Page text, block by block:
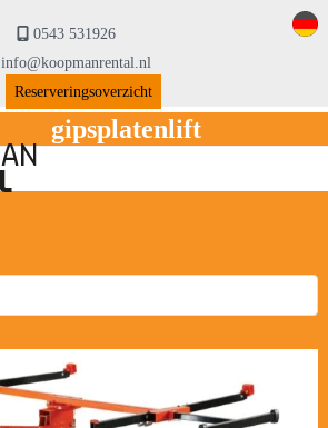
0543 531926
info@koopmanrental.nl
Reserveringsoverzicht
gipsplatenlift